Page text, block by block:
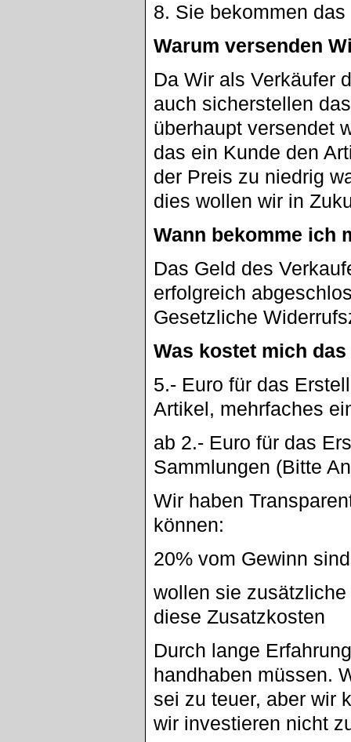
8. Sie bekommen
Warum versenden
Da Wir als Verkäufer
auch sicherstellen
überhaupt versendet
das ein Kunde den
der Preis zu niedrig
dies wollen wir in
Wann bekomme ich
Das Geld des
erfolgreich
Gesetzliche
Was kostet mich das
5.- Euro für das
Artikel, mehrfaches
ab 2.- Euro für das
Sammlungen (Bitte
Wir haben
können:
20% vom Gewinn
wollen sie
diese Zusatzkosten
Durch lange
handhaben müssen.
sei zu teuer, aber wir
wir investieren nicht